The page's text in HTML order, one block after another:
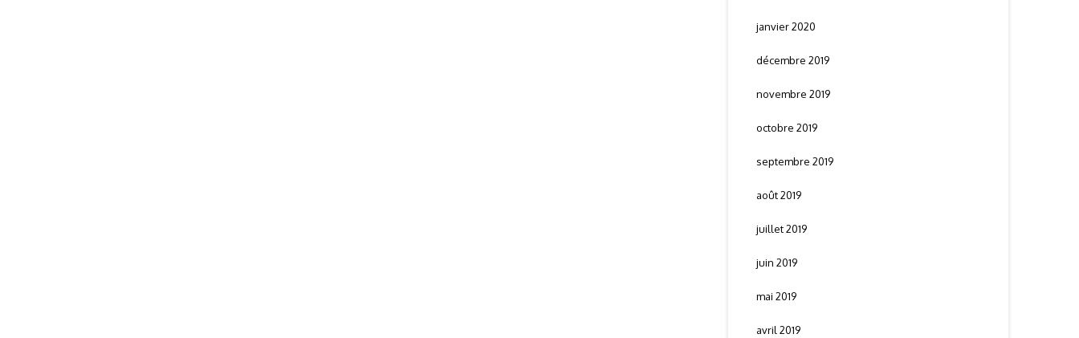
janvier 2020
décembre 2019
novembre 2019
octobre 2019
septembre 2019
août 2019
juillet 2019
juin 2019
mai 2019
avril 2019